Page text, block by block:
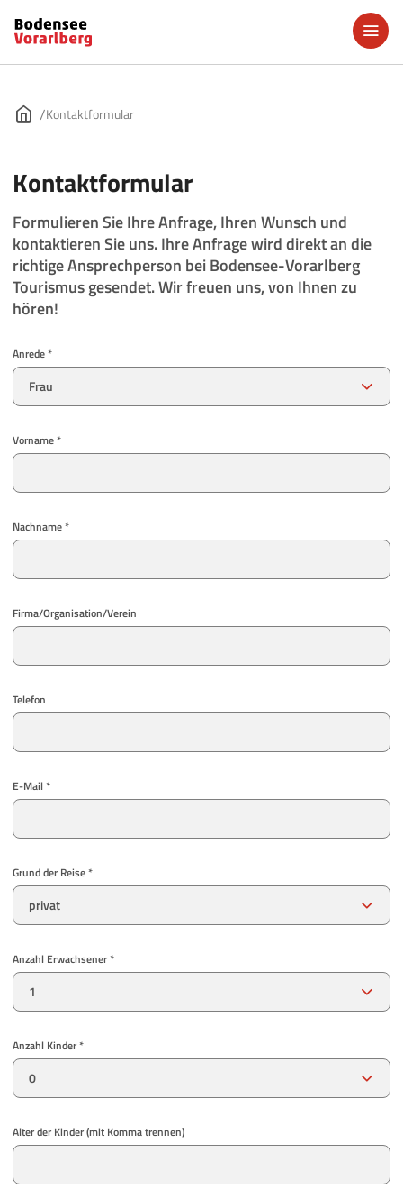
Kontaktformular
Kontaktformular
Formulieren Sie Ihre Anfrage, Ihren Wunsch und
kontaktieren Sie uns. Ihre Anfrage wird direkt an die
richtige Ansprechperson bei Bodensee-Vorarlberg
Tourismus gesendet. Wir freuen uns, von Ihnen zu
hören!
Anrede *
Vorname *
Nachname *
Firma/Organisation/Verein
Telefon
E-Mail *
Grund der Reise *
Anzahl Erwachsener *
Anzahl Kinder *
Alter der Kinder (mit Komma trennen)